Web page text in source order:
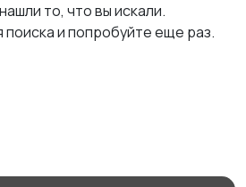
то, что вы искали.
поиска и попробуйте еще раз.